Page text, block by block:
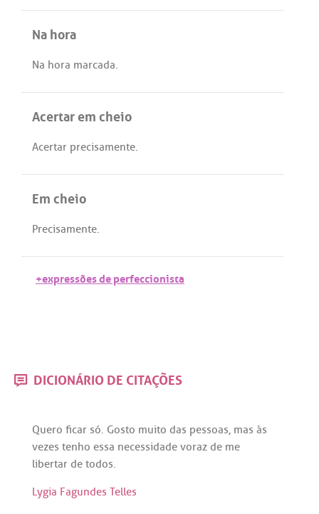
Na hora
Na hora marcada.
Acertar em cheio
Acertar precisamente.
Em cheio
Precisamente.
+expressões de perfeccionista
DICIONÁRIO DE CITAÇÕES
Quero ficar só. Gosto muito das pessoas, mas às
vezes tenho essa necessidade voraz de me
libertar de todos.
Lygia Fagundes Telles